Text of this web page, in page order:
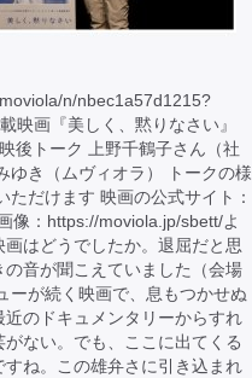
n/nbec1a57d1215?
映画『美しく、黙りなさい』
後トーク 上野千鶴子さん（社
ゆき（ムヴィオラ） トークの様
ただけます 映画の公式サイト：
像：https://moviola.jp/sbett/よ
画はどうでしたか。退屈だと思
音が聞こえていました（会場
ーが続く映画で、息もつかせぬ
のドキュメンタリーからすれ
ない。でも、ここに出てくる
ね。この雄弁さに引き込まれ